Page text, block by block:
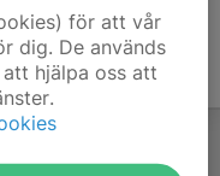
för att vår
dig. De används
hjälpa oss att